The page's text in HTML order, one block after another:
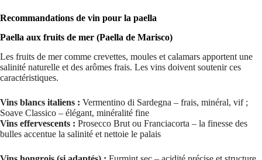
Recommandations de vin pour la paella
Paella aux fruits de mer (Paella de Marisco)
Les fruits de mer comme crevettes, moules et calamars apportent une
salinité naturelle et des arômes frais. Les vins doivent soutenir ces
caractéristiques.
Vins blancs italiens : Vermentino di Sardegna – frais, minéral, vif ;
Soave Classico – élégant, minéralité fine
Vins effervescents : Prosecco Brut ou Franciacorta – la finesse des
bulles accentue la salinité et nettoie le palais